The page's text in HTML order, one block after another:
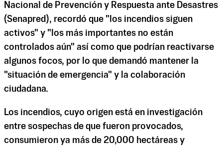
Nacional de Prevención y Respuesta ante Desastres
(Senapred), recordó que "los incendios siguen
activos" y "los más importantes no están
controlados aún" así como que podrían reactivarse
algunos focos, por lo que demandó mantener la
"situación de emergencia" y la colaboración
ciudadana.
Los incendios, cuyo origen está en investigación
entre sospechas de que fueron provocados,
consumieron ya más de 20,000 hectáreas y